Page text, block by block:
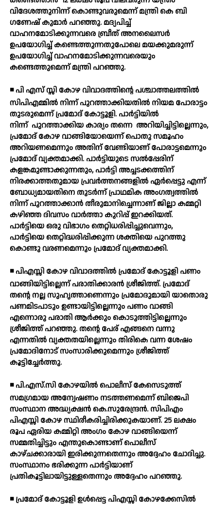
വിദേശത്തുനിന്ന് കൊണ്ടുവരുമെന്ന് മന്ത്രി കെ ബി
ഗണേഷ് കുമാര്‍ പറഞ്ഞു. മദ്യപിച്ച്
വാഹനമോടിക്കുന്നവരെ ബ്രീത് അനലൈസര്‍
ഉപയോഗിച്ച് കണ്ടെത്തുന്നതുപോലെ മയക്കുമരുന്ന്
ഉപയോഗിച്ച് വാഹനമോടിക്കുന്നവരെയും
കണ്ടെത്തുമെന്ന് മന്ത്രി പറഞ്ഞു.
◾ പി എസ് സ്സി കോഴ വിവാദത്തിന്റെ പശ്ചാത്തലത്തില്‍
സിപിഎമ്മില്‍ നിന്ന് പുറത്താക്കിയതില്‍ നിയമ പോരാട്ടം
തുടരുമെന്ന് പ്രമോദ് കോട്ടൂളി. പാര്‍ട്ടിയില്‍
നിന്ന് പുറത്താക്കിയ കാര്യം തന്നെ അറിയിച്ചിട്ടില്ലെന്നും,
പ്രമോദ് കോഴ വാങ്ങിയോയെന്ന് പൊതു സമൂഹം
അറിയണമെന്നും അതിന് വേണ്ടിയാണ് പോരാട്ടമെന്നും
പ്രമോദ് വ്യക്തമാക്കി. പാര്‍ട്ടിയുടെ സല്‍പ്പേരിന്
കളങ്കമുണ്ടാക്കുന്നതും, പാര്‍ട്ടി അച്ചടക്കത്തിന്
നിരക്കാത്തതുമായ പ്രവര്‍ത്തനങ്ങളില്‍ ഏര്‍പ്പെട്ടു എന്ന്
ബോധ്യമായതിനെ തുടര്‍ന്ന് പ്രാഥമിക അംഗത്വത്തില്‍
നിന്ന് പുറത്താക്കാന്‍ തീരുമാനിച്ചെന്നാണ് ജില്ലാ കമ്മറ്റി
കഴിഞ്ഞ ദിവസം വാര്‍ത്താ കുറിപ്പ് ഇറക്കിയത്.
പാര്‍ട്ടിയെ ഒരു വിഭാഗം തെറ്റിധരിപ്പിച്ചുവെന്നും,
പാര്‍ട്ടിയെ തെറ്റിദ്ധരിപ്പിക്കുന്ന ശക്തിയെ പുറത്തു
കൊണ്ടു വരണമെന്നും പ്രമോദ് വ്യക്തമാക്കി.
◾ പിഎസ്സി കോഴ വിവാദത്തില്‍ പ്രമോദ് കോട്ടൂളി പണം
വാങ്ങിയിട്ടില്ലെന്ന് പരാതിക്കാരന്‍ ശ്രീജിത്ത്. പ്രമോദ്
തന്റെ നല്ല സുഹൃത്താണെന്നും പ്രമോദുമായി യാതൊരു
പണമിടപാടും ഉണ്ടായിട്ടില്ലെന്നും പണം വാങ്ങി
എന്നൊരു പരാതി ആര്‍ക്കും കൊടുത്തിട്ടില്ലെന്നും
ശ്രീജിത്ത് പറഞ്ഞു. തന്റെ പേര് എങ്ങനെ വന്നു
എന്നതില്‍ വ്യക്തതയില്ലെന്നും തിരികെ വന്ന ശേഷം
പ്രമോദിനോട് സംസാരിക്കുമെന്നും ശ്രീജിത്ത്
കൂട്ടിച്ചേര്‍ത്തു.
◾ പി.എസ്.സി കോഴയില്‍ പൊലീസ് കേസെടുത്ത്
സമഗ്രമായ അന്വേഷണം നടത്തണമെന്ന് ബിജെപി
സംസ്ഥാന അദ്ധ്യക്ഷന്‍ കെ.സുരേന്ദ്രന്‍. സിപിഎം
പിഎസ്സി കോഴ സ്ഥിരീകരിച്ചിരിക്കുകയാണ്. 25 ലക്ഷം
രൂപ ഏരിയ കമ്മിറ്റി അംഗം കോഴ വാങ്ങിയെന്ന്
സമ്മതിച്ചിട്ടും എന്തുകൊണ്ടാണ് പൊലീസ്
കാഴ്ചക്കാരായി ഇരിക്കുന്നതെന്നും അദ്ദേഹം ചോദിച്ചു.
സംസ്ഥാനം ഭരിക്കുന്ന പാര്‍ട്ടിയാണ്
പ്രതികൂട്ടിലായിട്ടുള്ളതെന്നും അദ്ദേഹം പറഞ്ഞു.
◾ പ്രമോദ് കോട്ടൂളി ഉള്‍പ്പെട്ട പിഎസ്സി കോഴക്കേസില്‍